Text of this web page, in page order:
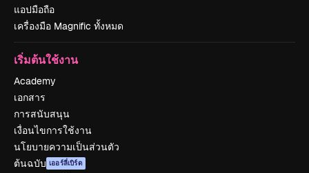
แอปมือถือ
เครื่องมือ Magnific ทั้งหมด
เริ่มต้นใช้งาน
Academy
เอกสาร
การสนับสนุน
เงื่อนไขการใช้งาน
นโยบายความเป็นส่วนตัว
ต้นฉบับ เออร์ลี่เบิร์ด